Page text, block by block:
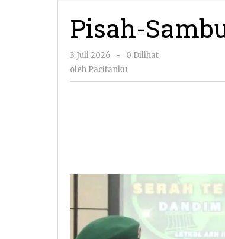
0801-
Pisah-
3 Juli 2026
oleh
Pacitanku
-
0 Dilihat
oleh Pacitanku